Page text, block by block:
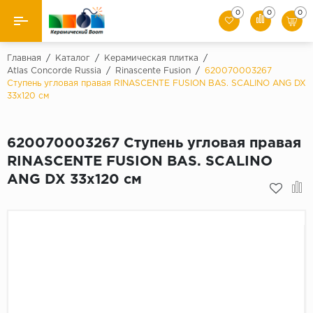
Назад
Производители
Керамогранит
Мозаики
0 0 0
Главная / Каталог / Керамическая плитка
/
Atlas Concorde Russia
/ Rinascente Fusion /
620070003267
Ступень угловая правая RINASCENTE FUSION BAS. SCALINO ANG DX
33x120 см
620070003267 Ступень угловая правая
RINASCENTE FUSION BAS. SCALINO
ANG DX 33x120 см